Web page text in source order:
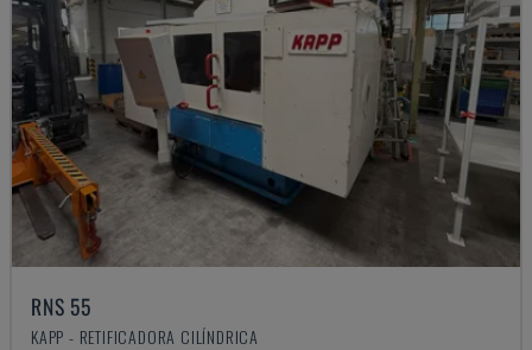
RNS 55
KAPP - RETIFICADORA CILÍNDRICA